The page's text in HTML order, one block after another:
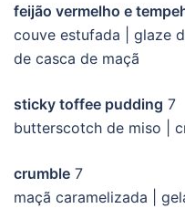
feijão vermelho e
couve estufada | glaze
de casca de maçã
sticky toffee pudding 7
butterscotch de miso |
crumble 7
maçã caramelizada |